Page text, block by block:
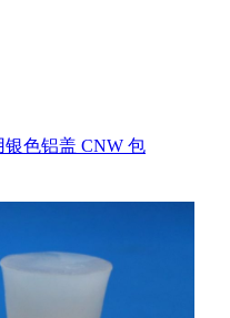
银色铝盖 CNW 包